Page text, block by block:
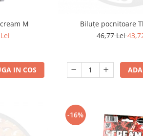
M
IN COS
Biluțe pocnitoare
46,77 Lei
-16%